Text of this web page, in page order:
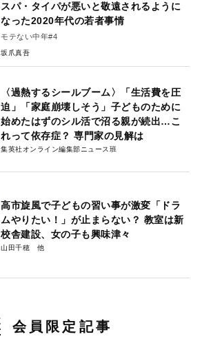
スパ・タイパが悪いと敬遠されるように
なった2020年代の若者事情
モテない中年#4
坂爪真吾
〈過熱するシールブーム〉「生活費を圧
迫」「家庭崩壊しそう」子どものために
始めたはずのシル活で沼る親が続出…こ
れって依存症？ 専門家の見解は
集英社オンライン編集部ニュース班
高市旋風で子どもの習い事が激変「ドラ
ムやりたい！」が止まらない？ 教室は新
校舎建設、女の子も興味津々
山田千穂
会員限定記事